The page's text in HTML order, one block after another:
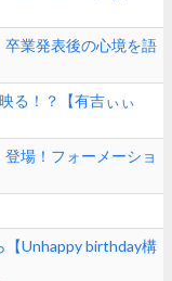
業発表後の心境を語
る！？【有吉ぃぃ
場！フォーメーショ
【Unhappy birthday構